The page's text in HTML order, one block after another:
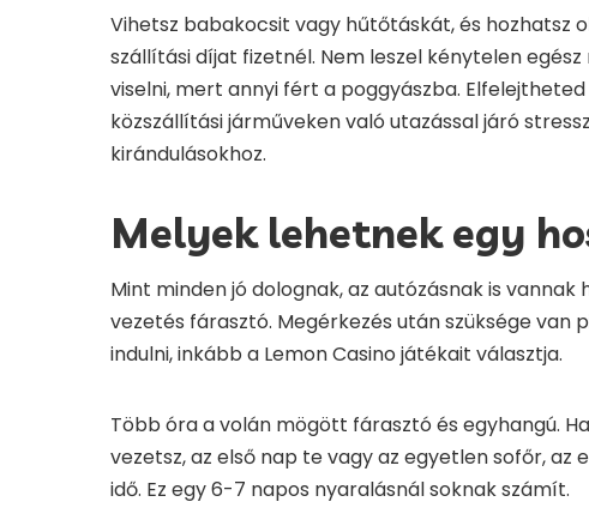
Vihetsz babakocsit vagy hűtőtáskát, és hozhatsz
szállítási díjat fizetnél. Nem leszel kénytelen
viselni, mert annyi fért a poggyászba.
közszállítási járműveken való utazással járó
kirándulásokhoz.
Melyek lehetnek egy
Mint minden jó dolognak, az autózásnak is
vezetés fárasztó. Megérkezés után szüksége van
indulni, inkább a Lemon Casino játékait választja.
Több óra a volán mögött fárasztó és egyhangú.
vezetsz, az első nap te vagy az egyetlen sofőr,
idő. Ez egy 6-7 napos nyaralásnál soknak számít.